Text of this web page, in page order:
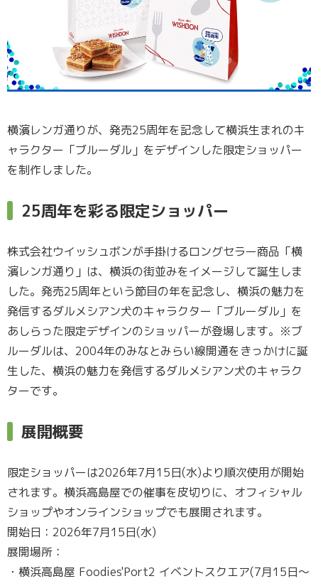
横濱レンガ通りが、発売25周年を記念して横浜生まれのキ
ャラクター「ブルーダル」をデザインした限定ショッパー
を制作しました。
25周年を彩る限定ショッパー
株式会社ウイッシュボンが手掛けるロングセラー商品「横
濱レンガ通り」は、横浜の街並みをイメージして誕生しま
した。発売25周年という節目の年を記念し、横浜の魅力を
発信するダルメシアン犬のキャラクター「ブルーダル」を
あしらった限定デザインのショッパーが登場します。※ブ
ルーダルは、2004年のみなとみらい線開通をきっかけに誕
生した、横浜の魅力を発信するダルメシアン犬のキャラク
ターです。
展開概要
限定ショッパーは2026年7月15日(水)より順次使用が開始
されます。横浜高島屋での催事を皮切りに、オフィシャル
ショップやオンラインショップでも展開されます。
開始日：2026年7月15日(水)
展開場所：
・横浜高島屋 Foodies'Port2 イベントスクエア(7月15日〜